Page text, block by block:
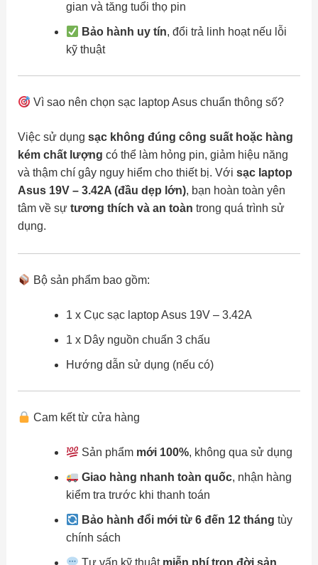
gian và tăng tuổi thọ pin
Bảo hành uy tín, đổi trả linh hoạt nếu lỗi
kỹ thuật
Vì sao nên chọn sạc laptop Asus chuẩn thông số?
Việc sử dụng sạc không đúng công suất hoặc hàng
kém chất lượng có thể làm hỏng pin, giảm hiệu năng
và thậm chí gây nguy hiểm cho thiết bị. Với sạc laptop
Asus 19V – 3.42A (đầu dẹp lớn), bạn hoàn toàn yên
tâm về sự tương thích và an toàn trong quá trình sử
dụng.
Bộ sản phẩm bao gồm:
1 x Cục sạc laptop Asus 19V – 3.42A
1 x Dây nguồn chuẩn 3 chấu
Hướng dẫn sử dụng (nếu có)
Cam kết từ cửa hàng
Sản phẩm mới 100%, không qua sử dụng
Giao hàng nhanh toàn quốc, nhận hàng
kiểm tra trước khi thanh toán
Bảo hành đổi mới từ 6 đến 12 tháng tùy
chính sách
Tư vấn kỹ thuật miễn phí trọn đời sản